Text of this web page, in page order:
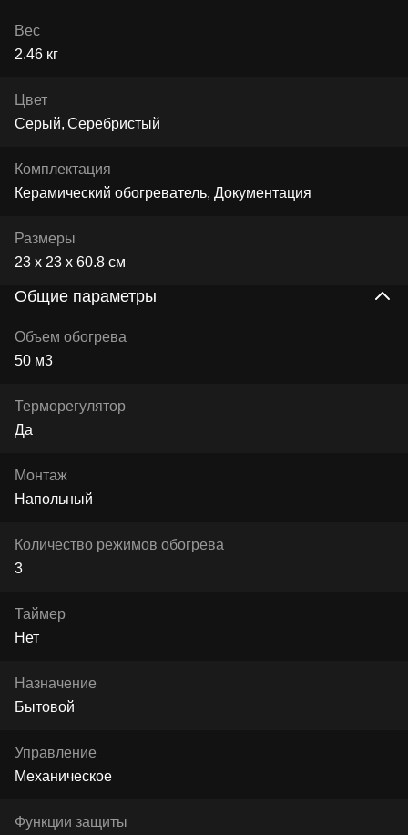
Вес
2.46 кг
Цвет
Серый Серебристый
Комплектация
Керамический обогреватель, Документация
Размеры
23 x 23 x 60.8 см
Общие параметры
Объем обогрева
50 м3
Терморегулятор
Да
Монтаж
Напольный
Количество режимов обогрева
3
Таймер
Нет
Назначение
Бытовой
Управление
Механическое
Функции защиты